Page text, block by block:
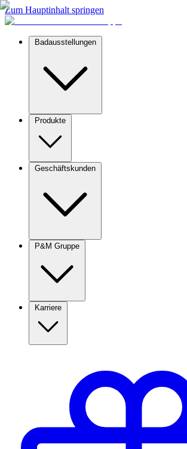
Zum Hauptinhalt springen
Badausstellungen
Produkte
Geschäftskunden
P&M Gruppe
Karriere